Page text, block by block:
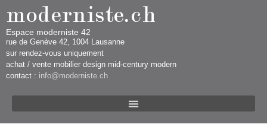
Espace moderniste 42
rue d​​​​e Genève 42, 1004 Lausanne​​
sur rendez-vous uniquement ​​​
​achat / vente mobilier design mid-century modern
contact : info@moderniste.ch